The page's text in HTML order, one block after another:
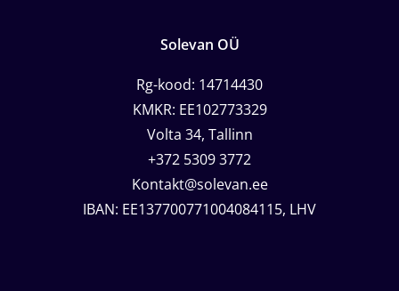
Solevan OÜ
Rg-kood: 14714430
KMKR: EE102773329
Volta 34, Tallinn
+372 5309 3772
Kontakt@solevan.ee
IBAN: EE137700771004084115, LHV